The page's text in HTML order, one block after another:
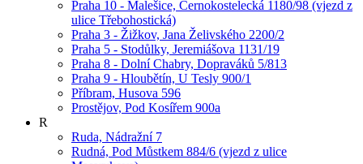
Praha 10 - Malešice, Černokostelecká 1180/98 (vjezd z
ulice Třebohostická)
Praha 3 - Žižkov, Jana Želivského 2200/2
Praha 5 - Stodůlky, Jeremiášova 1131/19
Praha 8 - Dolní Chabry, Dopraváků 5/813
Praha 9 - Hloubětín, U Tesly 900/1
Příbram, Husova 596
Prostějov, Pod Kosířem 900a
R
Ruda, Nádražní 7
Rudná, Pod Můstkem 884/6 (vjezd z ulice